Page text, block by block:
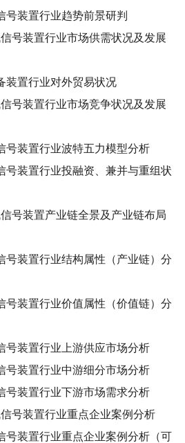
号装置行业趋势前景研判
号装置行业市场供需状况及发展
装置行业对外贸易状况
号装置行业市场竞争状况及发展
号装置行业波特五力模型分析
号装置行业投融资、兼并与重组状
号装置产业链全景及产业链布局
号装置行业结构属性（产业链）分
号装置行业价值属性（价值链）分
号装置行业上游供应市场分析
号装置行业中游细分市场分析
号装置行业下游市场需求分析
号装置行业重点企业案例分析
号装置行业重点企业案例分析（可